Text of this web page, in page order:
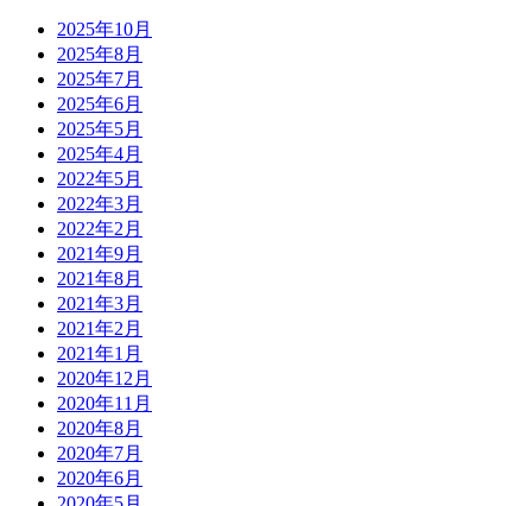
2025年10月
2025年8月
2025年7月
2025年6月
2025年5月
2025年4月
2022年5月
2022年3月
2022年2月
2021年9月
2021年8月
2021年3月
2021年2月
2021年1月
2020年12月
2020年11月
2020年8月
2020年7月
2020年6月